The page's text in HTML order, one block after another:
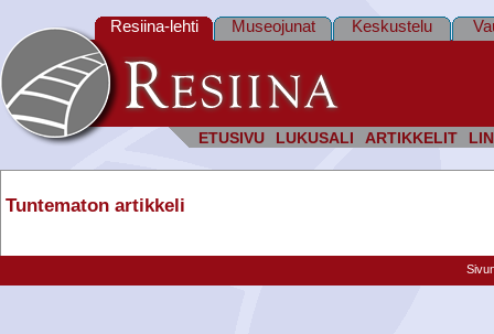
ETUSIVU LUKUSALI ARTIKKELIT
Resiina-lehti Museojunat Keskustelu
Tuntematon artikkeli